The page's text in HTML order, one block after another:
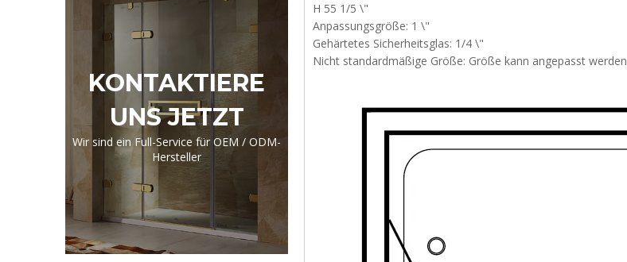
KONTAKTIERE
UNS JETZT
Wir sind ein Full-Service für OEM / ODM-
Hersteller
H 55 1/5 \"
Anpassungsgröße: 1 \"
Gehärtetes Sicherheitsglas: 1/4 \"
Nicht standardmäßige Größe: Größe kann angepasst werden